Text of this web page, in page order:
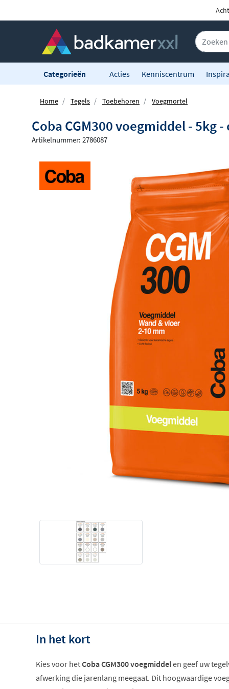
Categorieën Acties Kenniscentrum
Home Tegels Toebehoren Voegmortel
Coba CGM300 voegmiddel - 5kg
Artikelnummer: 2786087
In het kort
Kies voor hetCoba CGM300 voegmiddelen geef uw
afwerking die jarenlang meegaat. Dit hoogwaardige